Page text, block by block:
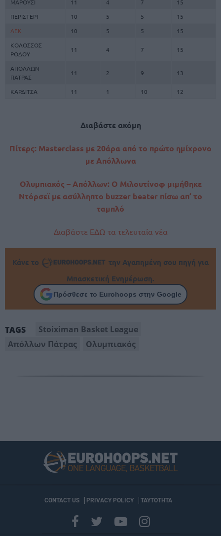
ΜΑΡΟΥΣΙ
11 4 7
15
ΠΕΡΙΣΤΕΡΙ
10 5 5
15
ΑΕΚ
10 5 5
15
ΚΟΛΟΣΣΟΣ
ΡΟΔΟΥ
11 4 7 15
ΑΠΟΛΛΩΝ
ΠΑΤΡΑΣ
11 2 9 13
ΚΑΡΔΙΤΣΑ 11 1 10 12
Διαβάστε ακόμη
Πίτερς: Masterclass με 20άρα από το πρώτο ημίχρονο
με Απόλλωνα
Ολυμπιακός – Απόλλων: Ο Μιλουτίνοφ μιμήθηκε
Ντόρσεϊ με ασύλληπτο buzzer beater πίσω απ’ το
ταμπλό
Διαβάστε ΕΔΩ τα τελευταία νέα
Κάνε το
την Αγαπημένη σου πηγή για
Μπασκετική Ενημέρωση.
Πρόσθεσε το Eurohoops στην Google
TAGS
Stoiximan Basket League
Απόλλων Πάτρας
Ολυμπιακός
CONTACT US PRIVACY POLICY ΤΑΥΤΟΤΗΤΑ